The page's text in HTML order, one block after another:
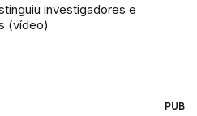
investigadores e
(vídeo)
PUB